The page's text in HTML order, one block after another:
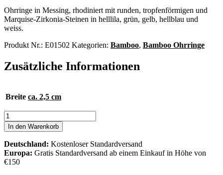
Ohrringe in Messing, rhodiniert mit runden, tropfenförmigen und
Marquise-Zirkonia-Steinen in helllila, grün, gelb, hellblau und
weiss.
Produkt Nr.: E01502 Kategorien: Bamboo, Bamboo Ohrringe
Zusätzliche Informationen
Breite ca. 2,5 cm
Bamboo
Ohrringe
Menge
In den Warenkorb
Deutschland: Kostenloser Standardversand
Europa: Gratis Standardversand ab einem Einkauf in Höhe von
€150